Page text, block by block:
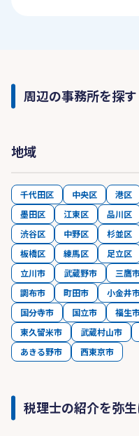
周辺の事務所を探す
地域
千代田区 中央区 港区
墨田区
江東区 品川区
渋谷区
中野区 杉並区
板橋区
練馬区 足立区
立川市
武蔵野市 三鷹
調布市
町田市 小金井
国分寺市
国立市 福生
東久留米市
武蔵村山市
あきる野市
西東京市
税理士の紹介を弥